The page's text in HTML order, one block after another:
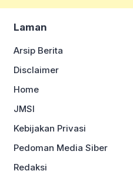
Laman
Arsip Berita
Disclaimer
Home
JMSI
Kebijakan Privasi
Pedoman Media Siber
Redaksi